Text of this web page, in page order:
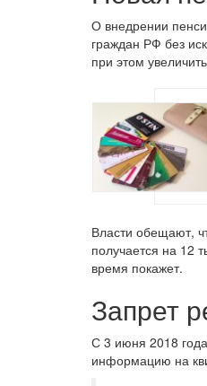
О внедрении
граждан РФ без
при этом
Власти обещают,
получается на 12
время покажет.
Запрет
С 3 июня 2018
информацию на